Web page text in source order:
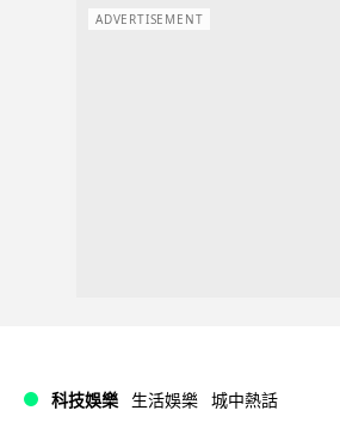
ADVERTISEMENT
科技娛樂 生活娛樂 城中熱話